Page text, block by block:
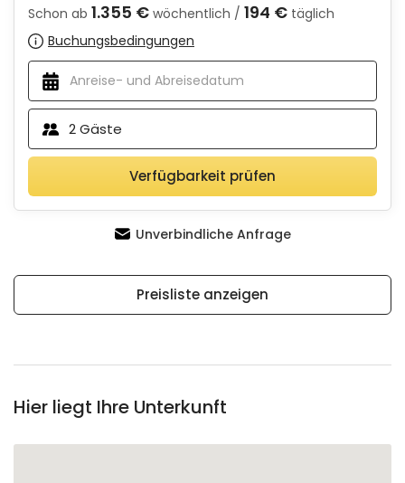
Schon ab 1.355 € wöchentlich / 194 € täglich
Buchungsbedingungen
2Gäste
Verfügbarkeit prüfen
Unverbindliche Anfrage
Preisliste anzeigen
Hier liegt Ihre Unterkunft